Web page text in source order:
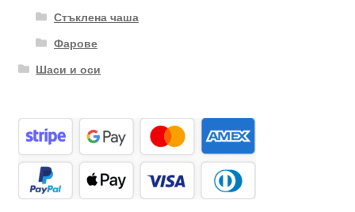
Стъклена чаша
Фарове
Шаси и оси